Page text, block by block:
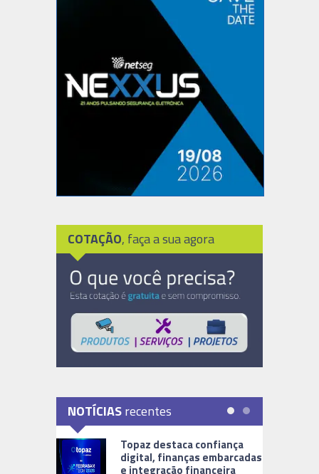
COTAÇÃO, faça a sua agora
NOTÍCIASrecentes
Topaz destaca confiança
digital, finanças embarcadas
e integração financeira